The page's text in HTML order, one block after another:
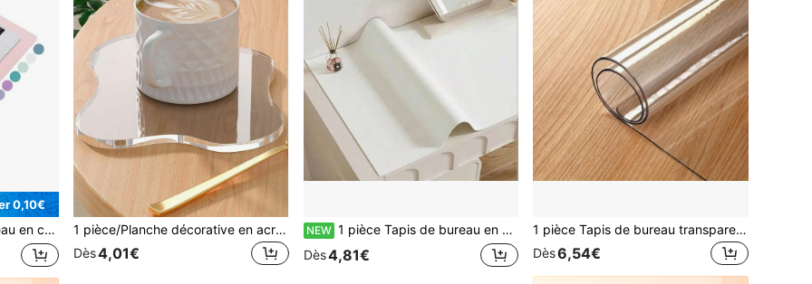
0,10€
bureau réutilisable pour l'art des ongles, tapis d'écriture de bureau imperméable, convient pour le bureau (rose et noir)
1 pièce/Planche décorative en acrylique, dessous de verre transparent, plateau de rangement DIY, tapis résistant à la chaleur, accessoire de placement asymétrique, style minimaliste, peut être utilisé comme cadeau pour Pâques, Thanksgiving, Noël, la Fête des Enfants, la saison de la remise des diplômes et la rentrée scolaire
Dès4,01€
NEW 1 pièce Tapis de bureau en PVC transparent, protecteur de bureau, tapis de bureau, tapis de bureau, grand tapis de souris, tapis de bureau pour ordinateur portable, tapis de bureau pour les ongles, tapis de table à café, tapis de coiffeuse, nappe extra large, tapis d'écriture imperméable pour le bureau et la maison, imperméable, résistant à l'huile, résistant aux taches, résistant à l'usure, tapis de table à manger sans lavage, convient à divers bureaux, grand tapis de table à manger et petit tapis de bureau
Dès4,81€
1 pièce Tapis de bureau transparent en PVC, protecteur de bureau, tapis de bureau, grand tapis de souris, tapis de bureau pour ordinateur portable, tapis de bureau pour manucure, tapis de bureau, tapis de coiffeuse, très grand tapis de bureau, tableau d'écriture imperméable, convient pour le bureau et la maison, imperméable, résistant à l'huile, résistant aux taches, tapis de ménage lavable, convient à divers bureaux, convient aux grandes tables à manger et aux petites tables, tapis de souris pour bureau, décoration de bureau
Dès6,54€